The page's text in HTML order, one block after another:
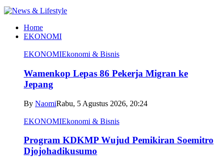
Home
EKONOMI
EKONOMIEkonomi & Bisnis
Wamenkop Lepas 86 Pekerja Migran ke
Jepang
By NaomiRabu, 5 Agustus 2026, 20:24
EKONOMIEkonomi & Bisnis
Program KDKMP Wujud Pemikiran Soemitro
Djojohadikusumo